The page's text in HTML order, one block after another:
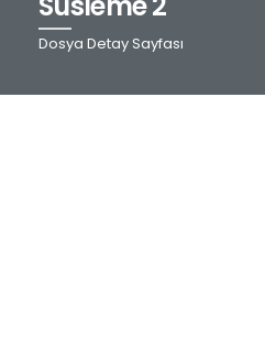
2.SINIF
Dosya Detay Sayfası